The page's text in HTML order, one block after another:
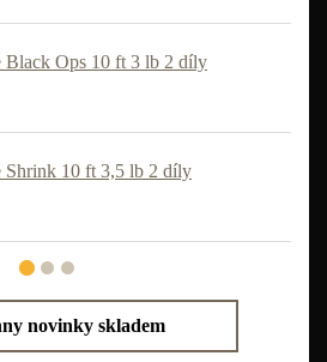
Black Ops 10 ft 3 lb 2 díly
Shrink 10 ft 3,5 lb 2 díly
novinky skladem